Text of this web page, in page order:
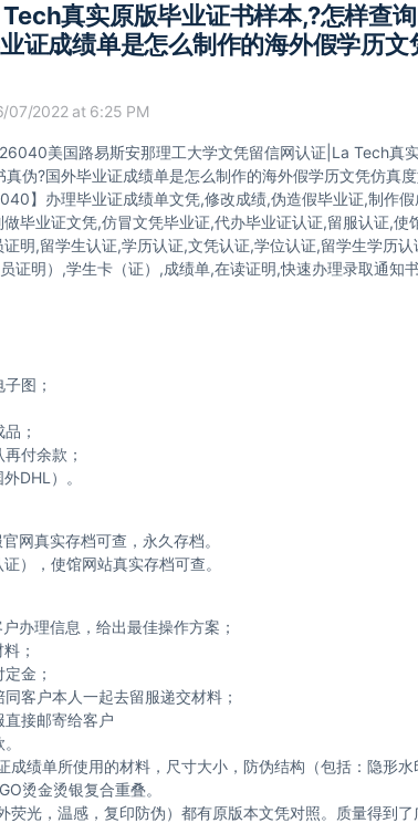
真实原版毕业证书样本,?怎样查
证成绩单是怎么制作的海外假学历文
07/2022 at 6:25 PM
美国路易斯安那理工大学文凭留信网认证|La Tech真
伪?国外毕业证成绩单是怎么制作的海外假学历文凭仿真
】办理毕业证成绩单文凭,修改成绩,伪造假毕业证,制作假
毕业证文凭,仿冒文凭毕业证,代办毕业证认证,留服认证,使
明,留学生认证,学历认证,文凭认证,学位认证,留学生学历
证明）,学生卡（证）,成绩单,在读证明,快速办理录取通知
图；
；
付余款；
DHL）。
网真实存档可查，永久存档。
），使馆网站真实存档可查。
办理信息，给出最佳操作方案；
；
金；
客户本人一起去留服递交材料；
接邮寄给客户
成绩单所使用的材料，尺寸大小，防伪结构（包括：隐形
烫金烫银复合重叠。
荧光，温感，复印防伪）都有原版本文凭对照。质量得到了